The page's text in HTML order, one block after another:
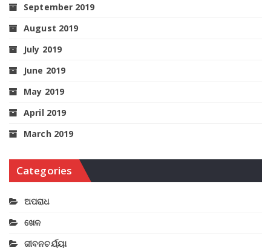
September 2019
August 2019
July 2019
June 2019
May 2019
April 2019
March 2019
Categories
ଅପରାଧ
ଖେଳ
ଜୀବନଚର୍ଯ୍ୟା